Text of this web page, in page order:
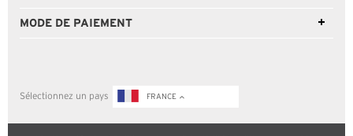
MODE DE PAIEMENT
Sélectionnez un pays FRANCE